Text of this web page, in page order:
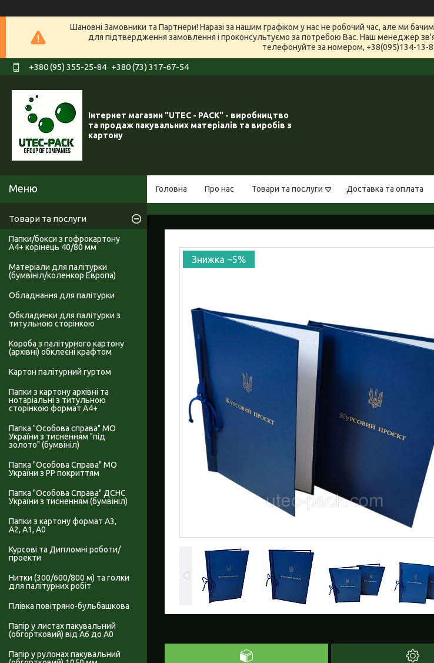
Шановні Замовники та Партнери! Наразі за нашим графіком у нас не робочий час, але ми
для підтвердження замовлення і проконсультуємо за потребою Вас. Наш менеджер
телефонуйте за номером, +38(095)134-13-
+380 (95) 355-25-84 +380 (73) 317-67-54
Інтернет магазин "UTEC - PACK" - виробництво
та продаж пакувальних матеріалів та виробів з
картону
Головна Про нас Товари та послуги Доставка та оплата
–5%
Товари та послуги
Папки/бокси з гофрокартону
А4+ корінець 40/80 мм
Матеріали для палітурки
(бумвініл/коленкор Европа)
Обладнання для палітурки
Обкладинки для палітурки з
титульною сторінкою
Короба з палітурного картону
(архівні) обклеєні крафтом
Картон палітурний гуртом
Папки з картону архівні та
нотаріальні з титульною
сторінкою формат А4+
Папка "Особова справа" МО
України з тисненням "під
золото" (бумвініл)
Папка "Особова Справа" МО
України з PP покриттям
Папка "Особова Справа" ДСНС
України з тисненням (бумвініл)
Папки з картону формат А3,
А2, А1, А0
Курсові та Дипломні роботи/
проекти
Нитки (300/600/800 м) та голки
для палітурних робіт
Плівка повітряно-бульбашкова
Папір у листах пакувальний
(обгортковий) від А6 до А0
Папір у рулонах пакувальний